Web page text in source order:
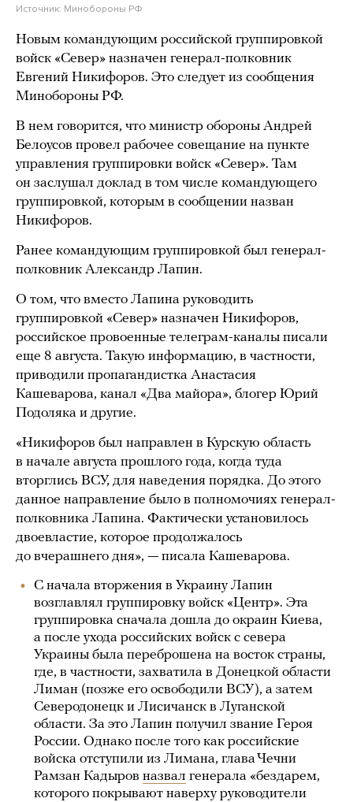
Источник: Минобороны РФ
Новым командующим российской группировкой
войск «Север» назначен генерал-полковник
Евгений Никифоров. Это следует из сообщения
Минобороны РФ.
В нем говорится, что министр обороны Андрей
Белоусов провел рабочее совещание на пункте
управления группировки войск «Север». Там
он заслушал доклад в том числе командующего
группировкой, которым в сообщении назван
Никифоров.
Ранее командующим группировкой был генерал-
полковник Александр Лапин.
О том, что вместо Лапина руководить
группировкой «Север» назначен Никифоров,
российское провоенные телеграм-каналы писали
еще 8 августа. Такую информацию, в частности,
приводили пропагандистка Анастасия
Кашеварова, канал «Два майора», блогер Юрий
Подоляка и другие.
«Никифоров был направлен в Курскую область
в начале августа прошлого года, когда туда
вторглись ВСУ, для наведения порядка. До этого
данное направление было в полномочиях генерал-
полковника Лапина. Фактически установилось
двоевластие, которое продолжалось
до вчерашнего дня», — писала Кашеварова.
С начала вторжения в Украину Лапин
возглавлял группировку войск «Центр». Эта
группировка сначала дошла до окраин Киева,
а после ухода российских войск с севера
Украины была переброшена на восток страны,
где, в частности, захватила в Донецкой области
Лиман (позже его освободили ВСУ), а затем
Северодонецк и Лисичанск в Луганской
области. За это Лапин получил звание Героя
России. Однако после того как российские
войска отступили из Лимана, глава Чечни
Рамзан Кадыров назвал генерала «бездарем,
которого покрывают наверху руководители